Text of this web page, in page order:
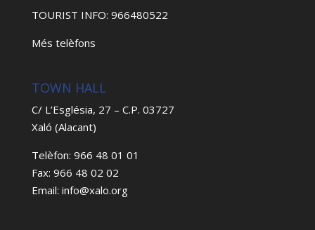
TOURIST INFO: 966480522
Més telèfons
TOWN HALL
C/ L’Església, 27 – C.P. 03727
Xaló (Alacant)
Telèfon: 966 48 01 01
Fax: 966 48 02 02
Email: info@xalo.org